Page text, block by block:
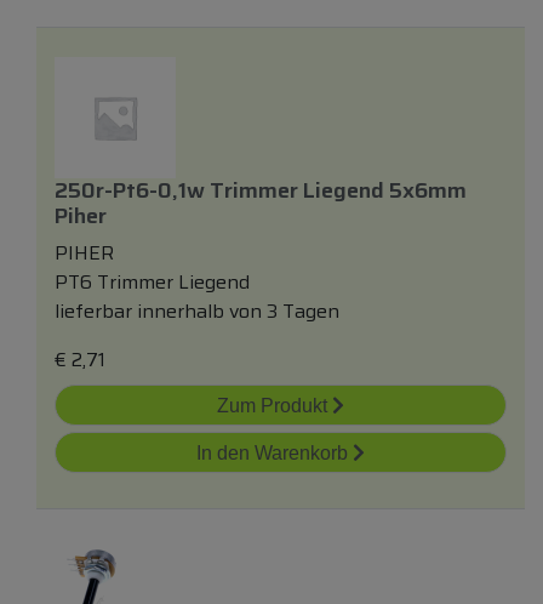
250r-Pt6-0,1w Trimmer Liegend 5x6mm
Piher
PIHER
PT6 Trimmer Liegend
lieferbar innerhalb von 3 Tagen
€ 2,71
Zum Produkt
In den Warenkorb